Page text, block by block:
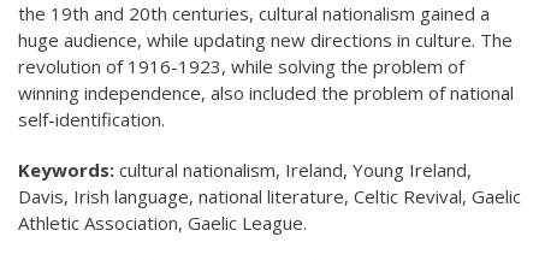
the 19th and 20th centuries, cultural nationalism gained a
huge audience, while updating new directions in culture. The
revolution of 1916-1923, while solving the problem of
winning independence, also included the problem of national
self-identification.
Keywords: cultural nationalism, Ireland, Young Ireland,
Davis, Irish language, national literature, Celtic Revival, Gaelic
Athletic Association, Gaelic League.